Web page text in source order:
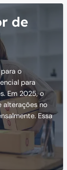
de
o
para
Em 2025, o
alterações no
Essa